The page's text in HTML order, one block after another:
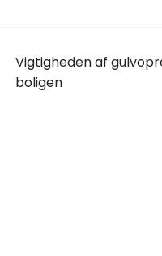
Vigtigheden af
boligen